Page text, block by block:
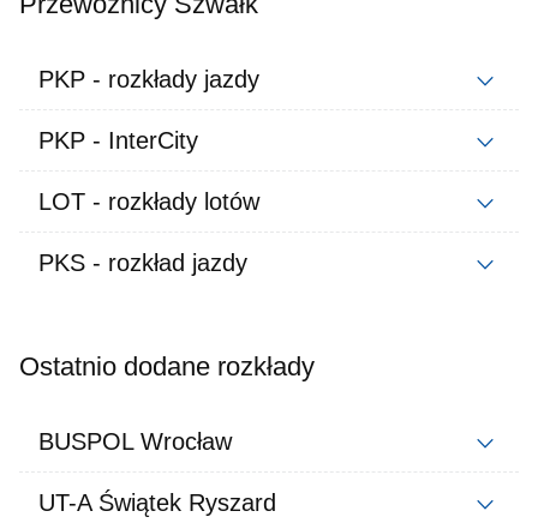
PKP - rozkłady jazdy
PKP - InterCity
LOT - rozkłady lotów
PKS - rozkład jazdy
Ostatnio dodane rozkłady
BUSPOL Wrocław
UT-A Świątek Ryszard